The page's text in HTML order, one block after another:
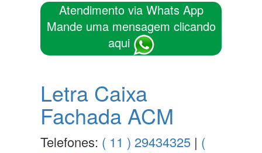
Atendimento via Whats App
Mande uma mensagem clicando
aqui
Letra Caixa
Fachada ACM
Telefones: ( 11 ) 29434325 | (